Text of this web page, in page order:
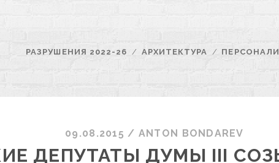
РАЗРУШЕНИЯ 2022-26 АРХИТЕКТУРА
09.08.2015 / ANTON BONDAREV
ДЕПУТАТЫ ДУМЫ III